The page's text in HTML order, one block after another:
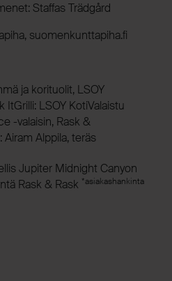
Staffas Trädgård
suomenkunttapiha.fi
ja korituolit, LSOY
ItGrilli: LSOY KotiValaistu
-valaisin, Rask &
Airam Alppila, teräs
Jupiter Midnight Canyon
Rask & Rask *asiakashankinta